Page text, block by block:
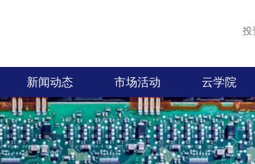
投
新闻动态 市场活动 云学院